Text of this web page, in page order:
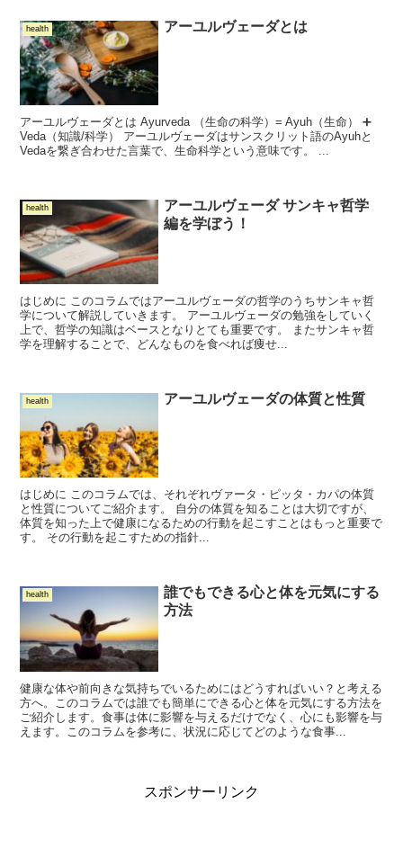
health アーユルヴェーダとは
アーユルヴェーダとは Ayurveda （生命の科学）= Ayuh（生命） ➕
Veda（知識/科学） アーユルヴェーダはサンスクリット語のAyuhと
Vedaを繋ぎ合わせた言葉で、生命科学という意味です。 ...
health
アーユルヴェーダ サンキャ哲学
編を学ぼう！
はじめに このコラムではアーユルヴェーダの哲学のうちサンキャ哲
学について解説していきます。 アーユルヴェーダの勉強をしていく
上で、哲学の知識はベースとなりとても重要です。 またサンキャ哲
学を理解することで、どんなものを食べれば痩せ...
health アーユルヴェーダの体質と性質
はじめに このコラムでは、それぞれヴァータ・ピッタ・カパの体質
と性質についてご紹介ます。 自分の体質を知ることは大切ですが、
体質を知った上で健康になるための行動を起こすことはもっと重要で
す。 その行動を起こすための指針...
health
誰でもできる心と体を元気にする
方法
健康な体や前向きな気持ちでいるためにはどうすればいい？と考える
方へ。このコラムでは誰でも簡単にできる心と体を元気にする方法を
ご紹介します。食事は体に影響を与えるだけでなく、心にも影響を与
えます。このコラムを参考に、状況に応じてどのような食事...
スポンサーリンク